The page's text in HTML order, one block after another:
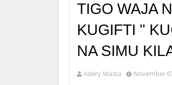
TIGO WAJA
KUGIFTI "
NA SIMU
Adery Masta November